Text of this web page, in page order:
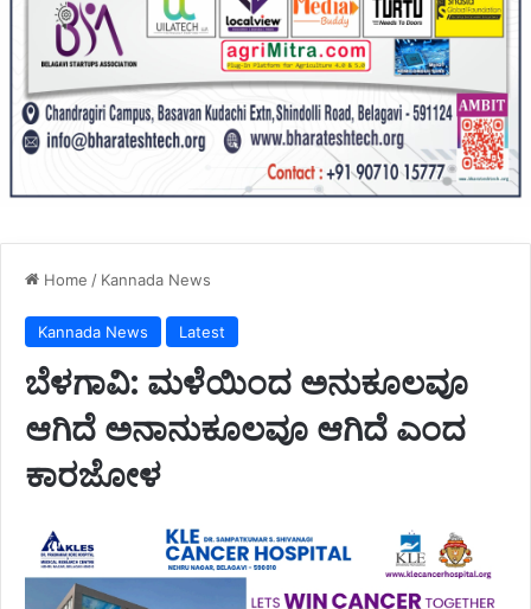
Home / Kannada News
Kannada News Latest
ಬೆಳಗಾವಿ: ಮಳೆಯಿಂದ ಅನುಕೂಲವೂ
ಆಗಿದೆ ಅನಾನುಕೂಲವೂ ಆಗಿದೆ ಎಂದ
ಕಾರಜೋಳ